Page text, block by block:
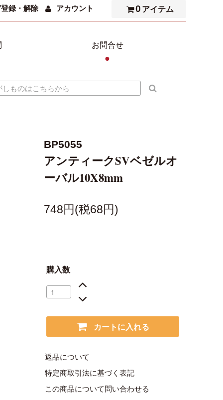
録・解除 アカウント 0 アイテム
お問合せ
●
BP5055
アンティークSVベゼルオ
ーバル10X8mm
748円(税68円)
購入数
カートに入れる
返品について
特定商取引法に基づく表記
この商品について問い合わせる